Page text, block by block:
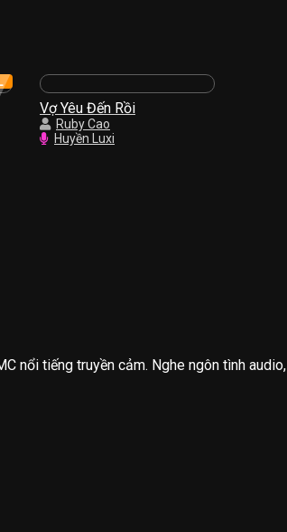
Vợ Yêu Đến Rồi
Ruby Cao
Huyền Luxi
nổi tiếng truyền cảm. Nghe ngôn tình audio,